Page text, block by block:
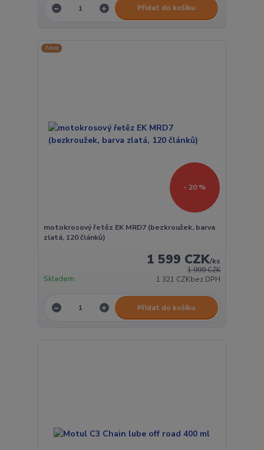
Přidat do košíku
Akce
- 20 %
motokrosový řetěz EK MRD7 (bezkroužek, barva
zlatá, 120 článků)
1 999 CZK
1 599 CZK/ks
1 321 CZKbez DPH
Skladem
Přidat do košíku